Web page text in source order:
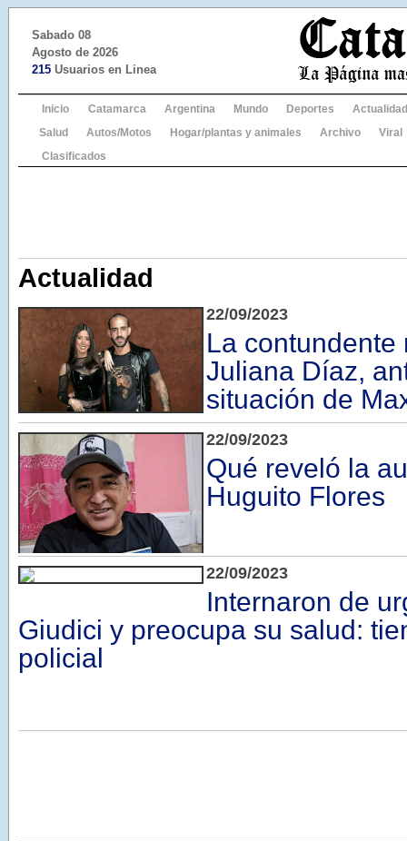
Sabado 08
Agosto de 2026
215 Usuarios en Linea
Inicio Catamarca Argentina Mundo Deportes
Actualidad
Salud
Autos/Motos Hogar/plantas y animales Archivo
Viral
Clasificados
Actualidad
22/09/2023
La contundente
Juliana Díaz,
situación de
22/09/2023
Qué reveló la
Huguito Flores
22/09/2023
Internaron de
Giudici y preocupa su salud:
policial